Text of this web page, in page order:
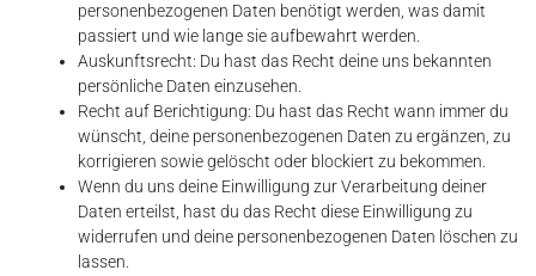
personenbezogenen Daten benötigt werden, was damit
passiert und wie lange sie aufbewahrt werden.
Auskunftsrecht: Du hast das Recht deine uns bekannten
persönliche Daten einzusehen.
Recht auf Berichtigung: Du hast das Recht wann immer du
wünscht, deine personenbezogenen Daten zu ergänzen, zu
korrigieren sowie gelöscht oder blockiert zu bekommen.
Wenn du uns deine Einwilligung zur Verarbeitung deiner
Daten erteilst, hast du das Recht diese Einwilligung zu
widerrufen und deine personenbezogenen Daten löschen zu
lassen.